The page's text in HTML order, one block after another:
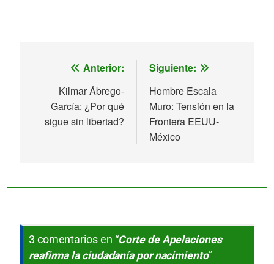
Navegación
de
entradas
Anterior:
Kilmar Ábrego-
García: ¿Por qué
sigue sin libertad?
Siguiente:
Hombre Escala
Muro: Tensión en la
Frontera EEUU-
México
3 comentarios en “Corte de Apelaciones
reafirma la ciudadanía por nacimiento”